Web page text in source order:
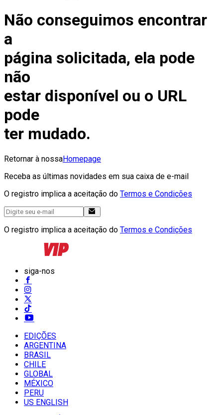
Não conseguimos encontrar
a
página solicitada, ela pode
não
estar disponível ou o URL
pode
ter mudado.
Retornar à nossaHomepage
Receba as últimas novidades em sua caixa de e-mail
O registro implica a aceitação do Termos e Condições
O registro implica a aceitação do Termos e Condições
siga-nos
EDIÇÕES
ARGENTINA
BRASIL
CHILE
GLOBAL
MÉXICO
PERU
US ENGLISH